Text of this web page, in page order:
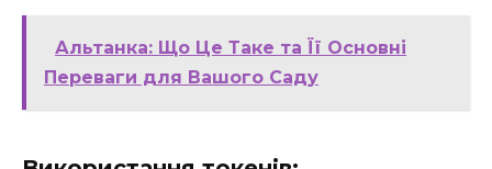
Альтанка: Що Це Таке та Її Основні
Переваги для Вашого Саду